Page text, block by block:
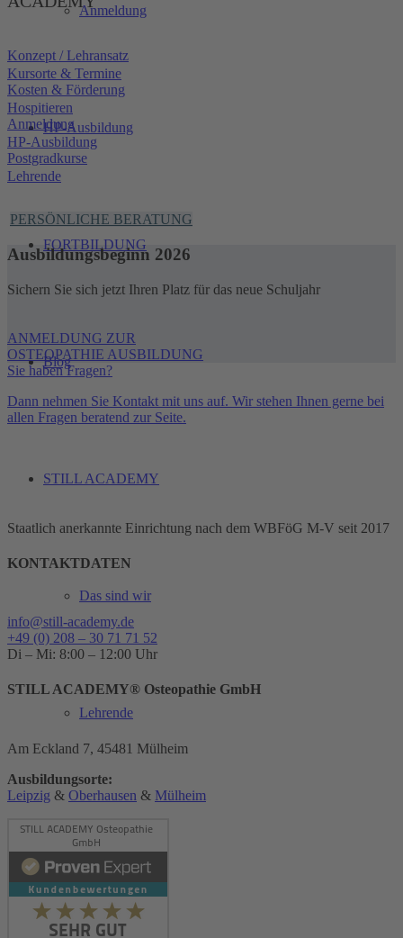
Anmeldung
HP-Ausbildung
FORTBILDUNG
Blog
STILL ACADEMY
Das sind wir
Lehrende
Kooperationen
Konzept / Lehransatz
Kursorte & Termine
Kosten & Förderung
Hospitieren
Anmeldung
HP-Ausbildung
Postgradkurse
Lehrende
PERSÖNLICHE BERATUNG
Ausbildungsbeginn 2026
Sichern Sie sich jetzt Ihren Platz für das neue Schuljahr
ANMELDUNG ZUR
OSTEOPATHIE AUSBILDUNG
Sie haben Fragen?
Dann nehmen Sie Kontakt mit uns auf. Wir stehen Ihnen gerne bei
allen Fragen beratend zur Seite.
Staatlich anerkannte Einrichtung nach dem WBFöG M-V seit 2017
KONTAKTDATEN
info@still-academy.de
+49 (0) 208 – 30 71 71 52
Di – Mi: 8:00 – 12:00 Uhr
STILL ACADEMY® Osteopathie GmbH
Am Eckland 7, 45481 Mülheim
Ausbildungsorte:
Leipzig & Oberhausen & Mülheim